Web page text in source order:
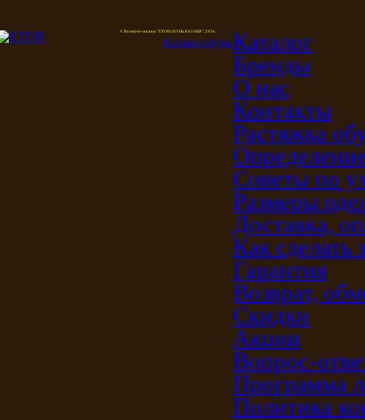
© Интернет-магазин "ETOR ОБУВЬ КАЗАКИ", 2026.
Казаки обувьКаталог
Бренды
О нас
Контакты
Растяжка
Советы по
Размеры
Доставка,
Как сделать
Гарантия
Возврат,
Скидки
Акции
Вопрос-
Программа
Политика